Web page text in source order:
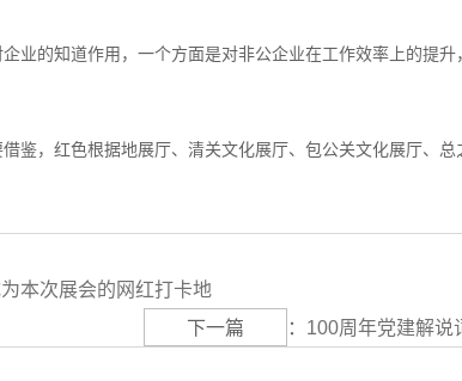
业的知道作用，一个方面是对非公企业在工作效率上的提
鉴，红色根据地展厅、清关文化展厅、包公关文化展厅、
本次展会的网红打卡地
下一篇
： 100周年党建解说